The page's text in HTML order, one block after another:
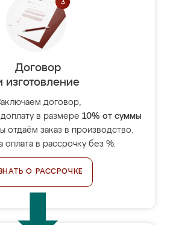
Договор
изготовление
договор,
в размере 10% от суммы
отдаём заказ в производство.
оплата в рассрочку без %.
О РАССРОЧКЕ